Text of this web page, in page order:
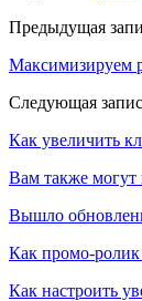
Предыдущая
Максимизируем
Следующая
Как увеличить
Вам также могут
Вышло
Как промо-ролик
Как настроить